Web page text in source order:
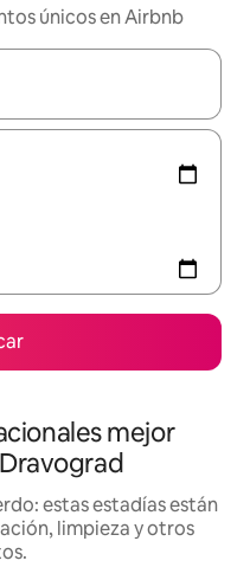
únicos en Airbnb
navega con las
mejor
estas estadías están
limpieza y otros